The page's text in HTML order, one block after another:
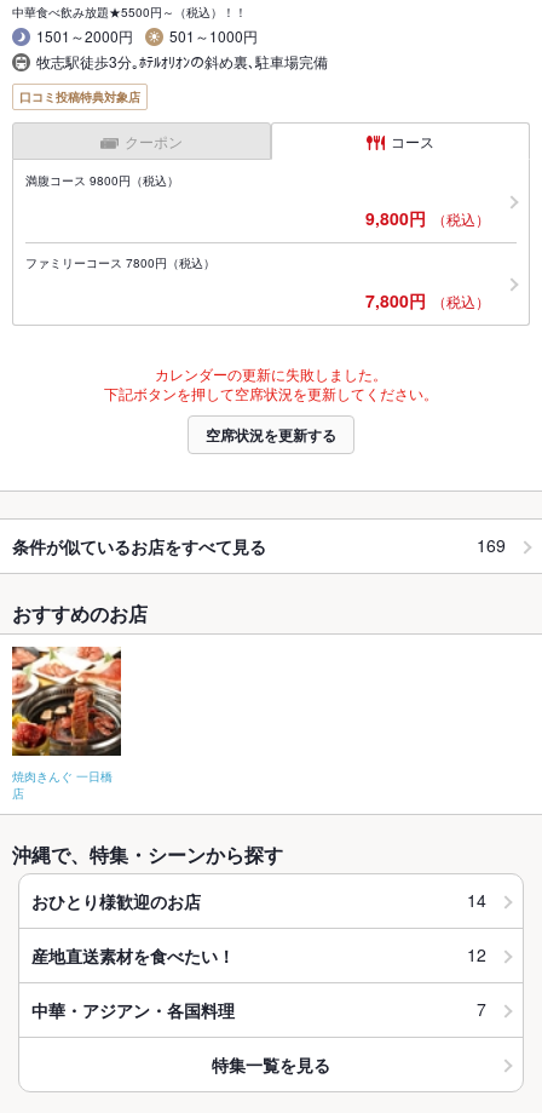
中華食べ飲み放題★5500円～（税込）！！
1501～2000円
501～1000円
牧志駅徒歩3分｡ﾎﾃﾙｵﾘｵﾝの斜め裏､駐車場完備
口コミ投稿特典対象店
クーポン コース
満腹コース 9800円（税込）
9,800円 （税込）
ファミリーコース 7800円（税込）
7,800円 （税込）
カレンダーの更新に失敗しました。
下記ボタンを押して空席状況を更新してください。
空席状況を更新する
条件が似ているお店をすべて見る 169
おすすめのお店
焼肉きんぐ 一日橋
店
沖縄で、特集・シーンから探す
おひとり様歓迎のお店 14
産地直送素材を食べたい！ 12
中華・アジアン・各国料理 7
特集一覧を見る